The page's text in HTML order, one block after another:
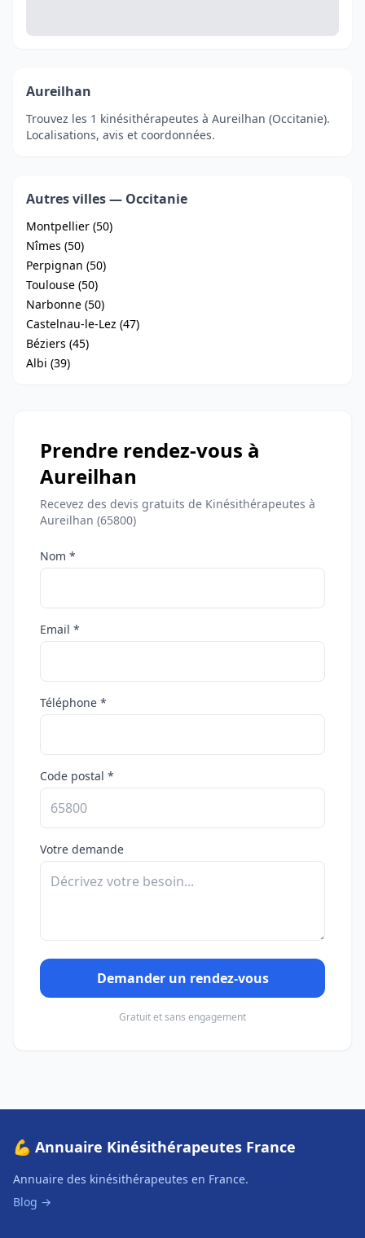
Aureilhan
Trouvez les 1 kinésithérapeutes à Aureilhan (Occitanie).
Localisations, avis et coordonnées.
Autres villes — Occitanie
Montpellier (50)
Nîmes (50)
Perpignan (50)
Toulouse (50)
Narbonne (50)
Castelnau-le-Lez (47)
Béziers (45)
Albi (39)
Prendre rendez-vous à
Aureilhan
Recevez des devis gratuits de Kinésithérapeutes à
Aureilhan (65800)
Nom *
Email *
Téléphone *
Code postal *
Votre demande
Demander un rendez-vous
Gratuit et sans engagement
💪 Annuaire Kinésithérapeutes France
Annuaire des kinésithérapeutes en France.
Blog →